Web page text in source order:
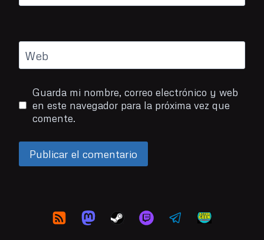
Web
Guarda mi nombre, correo electrónico y web
en este navegador para la próxima vez que
comente.